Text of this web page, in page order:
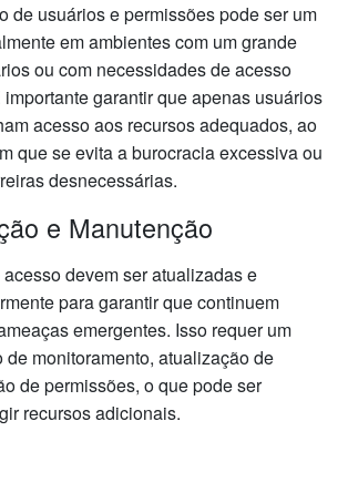
de usuários e permissões pode ser um
em ambientes com um grande
ou com necessidades de acesso
garantir que apenas usuários
acesso aos recursos adequados, ao
que se evita a burocracia excessiva ou
desnecessárias.
e Manutenção
devem ser atualizadas e
para garantir que continuem
emergentes. Isso requer um
de monitoramento, atualização de
de permissões, o que pode ser
recursos adicionais.